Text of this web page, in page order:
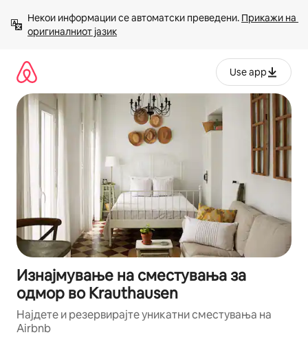
содржина
Некои информации се автоматски преведени. Прикажи на
оригиналниот јазик
Use app
Изнајмување на сместувања за
одмор во Krauthausen
Најдете и резервирајте уникатни сместувања на
Airbnb